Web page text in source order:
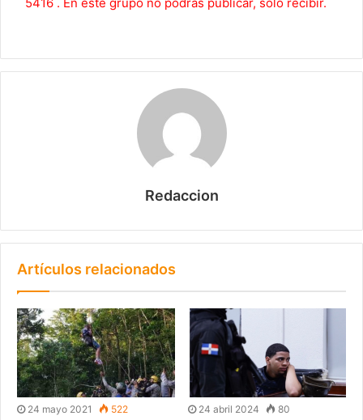
Redaccion
Artículos relacionados
24 mayo 2021 522 24 abril 2024 80